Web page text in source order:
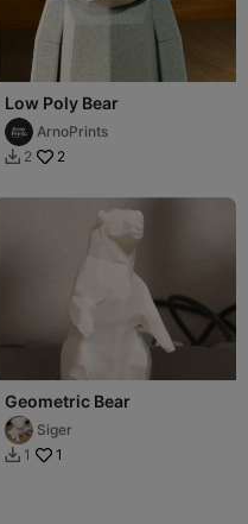
Low Poly Bear
ArnoPrints
 2 2
Geometric Bear
Siger
 1 1